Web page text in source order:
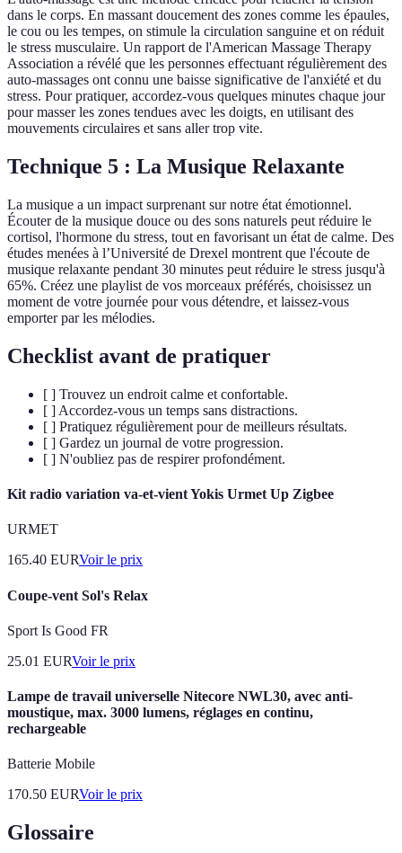
dans le corps. En massant doucement des zones comme les épaules,
le cou ou les tempes, on stimule la circulation sanguine et on réduit
le stress musculaire. Un rapport de l'American Massage Therapy
Association a révélé que les personnes effectuant régulièrement des
auto-massages ont connu une baisse significative de l'anxiété et du
stress. Pour pratiquer, accordez-vous quelques minutes chaque jour
pour masser les zones tendues avec les doigts, en utilisant des
mouvements circulaires et sans aller trop vite.
Technique 5 : La Musique Relaxante
La musique a un impact surprenant sur notre état émotionnel.
Écouter de la musique douce ou des sons naturels peut réduire le
cortisol, l'hormone du stress, tout en favorisant un état de calme. Des
études menées à l’Université de Drexel montrent que l'écoute de
musique relaxante pendant 30 minutes peut réduire le stress jusqu'à
65%. Créez une playlist de vos morceaux préférés, choisissez un
moment de votre journée pour vous détendre, et laissez-vous
emporter par les mélodies.
Checklist avant de pratiquer
[ ] Trouvez un endroit calme et confortable.
[ ] Accordez-vous un temps sans distractions.
[ ] Pratiquez régulièrement pour de meilleurs résultats.
[ ] Gardez un journal de votre progression.
[ ] N'oubliez pas de respirer profondément.
Kit radio variation va-et-vient Yokis Urmet Up Zigbee
URMET
165.40 EURVoir le prix
Coupe-vent Sol's Relax
Sport Is Good FR
25.01 EURVoir le prix
Lampe de travail universelle Nitecore NWL30, avec anti-
moustique, max. 3000 lumens, réglages en continu,
rechargeable
Batterie Mobile
170.50 EURVoir le prix
Glossaire